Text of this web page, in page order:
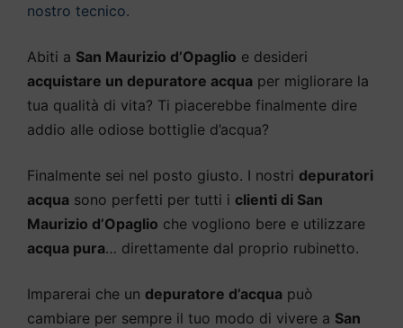
nostro tecnico.
Abiti a San Maurizio d’Opaglio e desideri
acquistare un depuratore acqua per migliorare la
tua qualità di vita? Ti piacerebbe finalmente dire
addio alle odiose bottiglie d’acqua?
Finalmente sei nel posto giusto. I nostri depuratori
acqua sono perfetti per tutti i clienti di San
Maurizio d’Opaglio che vogliono bere e utilizzare
acqua pura… direttamente dal proprio rubinetto.
Imparerai che un depuratore d’acqua può
cambiare per sempre il tuo modo di vivere a San